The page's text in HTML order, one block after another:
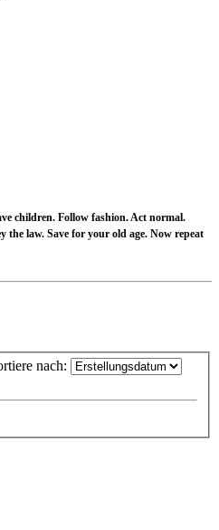
children. Follow fashion. Act normal.
the law. Save for your old age. Now repeat
nach: